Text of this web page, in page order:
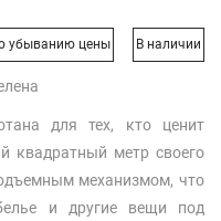
убыванию цены В наличии
для тех, кто ценит
квадратный метр своего
механизмом, что
и другие вещи под